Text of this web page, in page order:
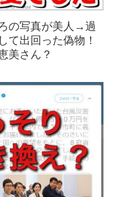
の写真が美人→過
て出回った偽物！
美さん？